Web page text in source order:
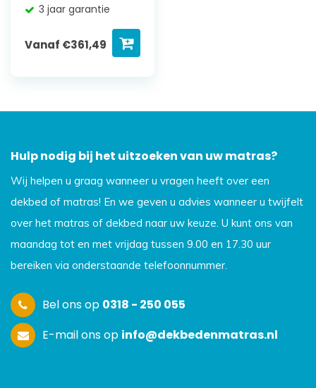
3 jaar garantie
Vanaf €361,49
Hulp nodig bij het uitzoeken van uw matras?
Wij helpen u graag wanneer u vragen heeft over een
dekbed of matras! En we geven u advies wanneer u twijfelt
over het matras of dekbed naar uw keuze. U kunt ons van
maandag tot en met vrijdag tussen 9.00 en 17.30 uur
bereiken via onderstaande telefoonnummer.
Bel ons op 0318 - 250 055
E-mail ons op info@dekbedenmatras.nl